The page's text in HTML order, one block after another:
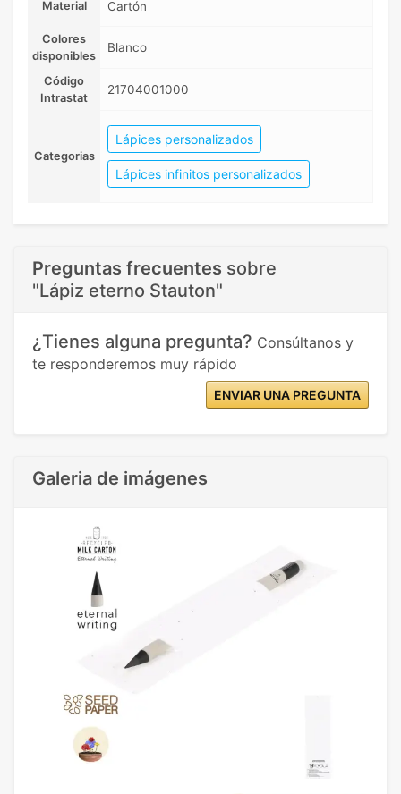
Material Cartón
Colores
disponibles
Blanco
Código
Intrastat
21704001000
Categorias
Lápices personalizados
Lápices infinitos personalizados
Preguntas frecuentes sobre
"Lápiz eterno Stauton"
¿Tienes alguna pregunta? Consúltanos y
te responderemos muy rápido
ENVIAR UNA PREGUNTA
Galeria de imágenes